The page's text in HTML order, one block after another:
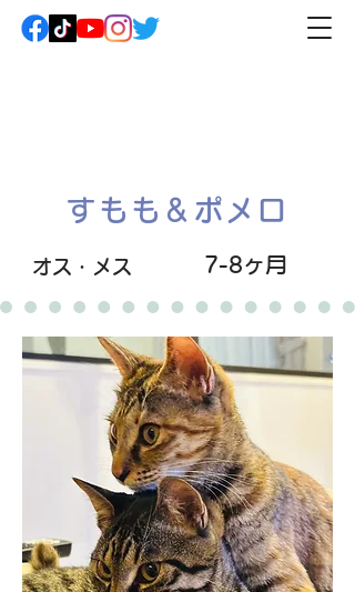
すもも＆ポメロ
オス・メス 7-8ヶ月